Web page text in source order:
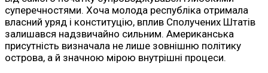
суперечностями. Хоча молода республіка отримала
власний уряд і конституцію, вплив Сполучених Штатів
залишався надзвичайно сильним. Американська
присутність визначала не лише зовнішню політику
острова, а й значною мірою внутрішні процеси.